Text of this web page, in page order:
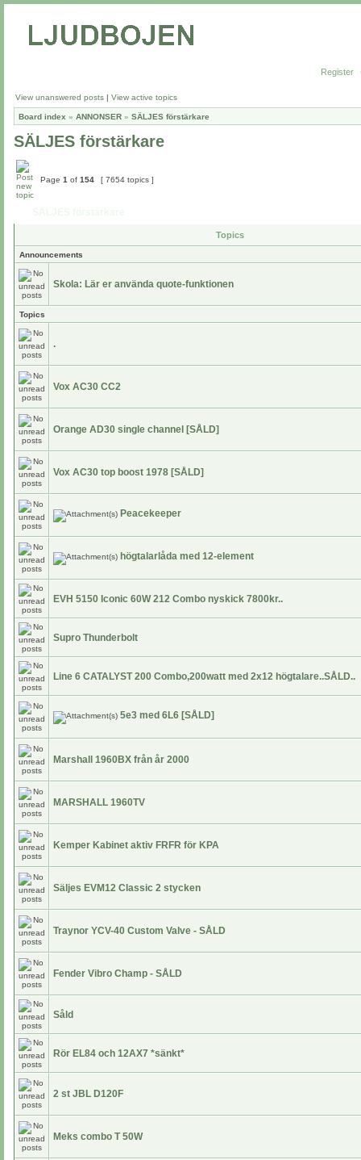
Register
View unanswered posts | View active topics
Board index » ANNONSER » SÄLJES förstärkare
SÄLJES förstärkare
Page 1 of 154 [ 7654 topics ]
Topics
Announcements
Skola: Lär er använda quote-funktionen
Topics
.
Vox AC30 CC2
Orange AD30 single channel [SÅLD]
Vox AC30 top boost 1978 [SÅLD]
Peacekeeper
högtalarlåda med 12-element
EVH 5150 Iconic 60W 212 Combo nyskick 7800kr..
Supro Thunderbolt
Line 6 CATALYST 200 Combo,200watt med 2x12 högtalare..SÅLD..
5e3 med 6L6 [SÅLD]
Marshall 1960BX från år 2000
MARSHALL 1960TV
Kemper Kabinet aktiv FRFR för KPA
Säljes EVM12 Classic 2 stycken
Traynor YCV-40 Custom Valve - SÅLD
Fender Vibro Champ - SÅLD
Såld
Rör EL84 och 12AX7 *sänkt*
2 st JBL D120F
Meks combo T 50W